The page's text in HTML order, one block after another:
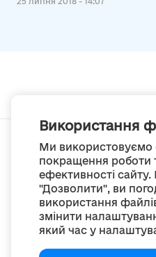
Використання
Ми
покращення роботи
ефективності
"Дозволити", ви
використання
змінити
який час у
Мапа
© Портал
Проект був створений 2014 року
та територіальної
Створення та наповнення -
Creative Commons